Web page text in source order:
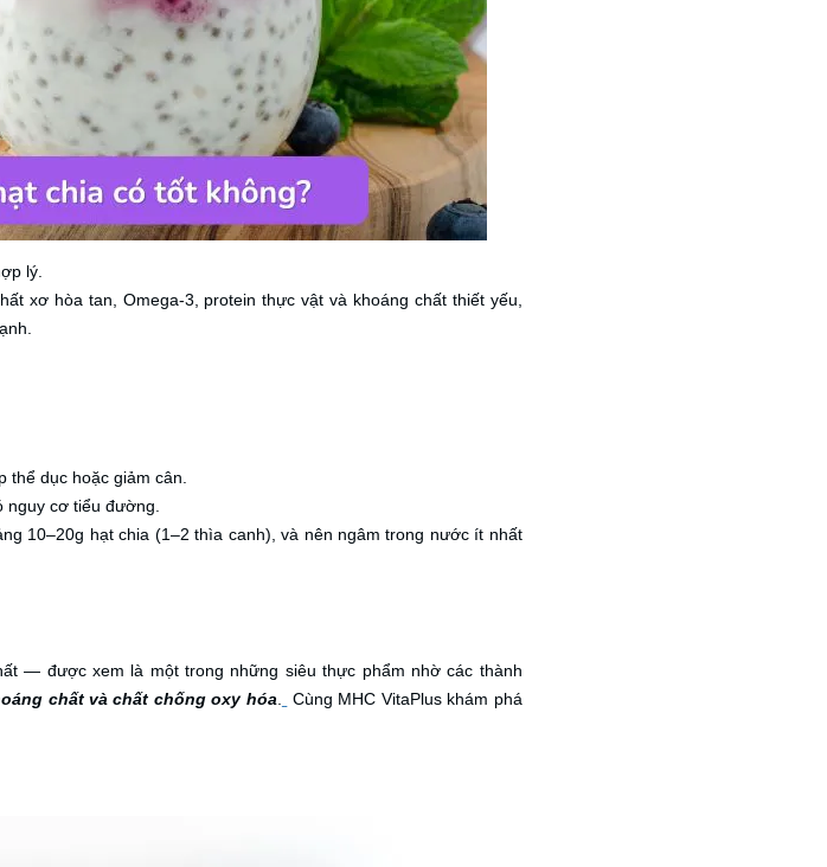
lý.
xơ hòa tan, Omega-3, protein thực vật và khoáng chất thiết yếu,
dục hoặc giảm cân.
cơ tiểu đường.
10–20g hạt chia (1–2 thìa canh), và nên ngâm trong nước ít nhất
— được xem là một trong những siêu thực phẩm nhờ các thành
chất và chất chống oxy hóa
Cùng MHC VitaPlus khám phá